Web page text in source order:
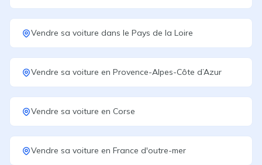
Vendre sa voiture dans le Pays de la Loire
Vendre sa voiture en Provence-Alpes-Côte d’Azur
Vendre sa voiture en Corse
Vendre sa voiture en France d'outre-mer